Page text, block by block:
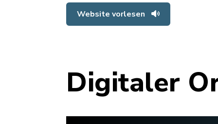
Website vorlesen
Digitaler